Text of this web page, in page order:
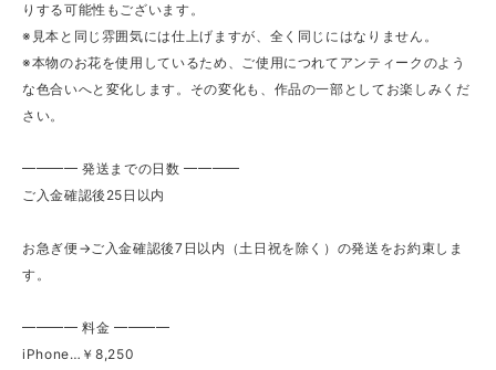
りする可能性もございます。
※見本と同じ雰囲気には仕上げますが、全く同じにはなりません。
※本物のお花を使用しているため、ご使用につれてアンティークのよう
な色合いへと変化します。その変化も、作品の一部としてお楽しみくだ
さい。
━━━━ 発送までの日数 ━━━━
ご入金確認後25日以内
お急ぎ便→ご入金確認後7日以内（土日祝を除く）の発送をお約束しま
す。
━━━━ 料金 ━━━━
iPhone…￥8,250